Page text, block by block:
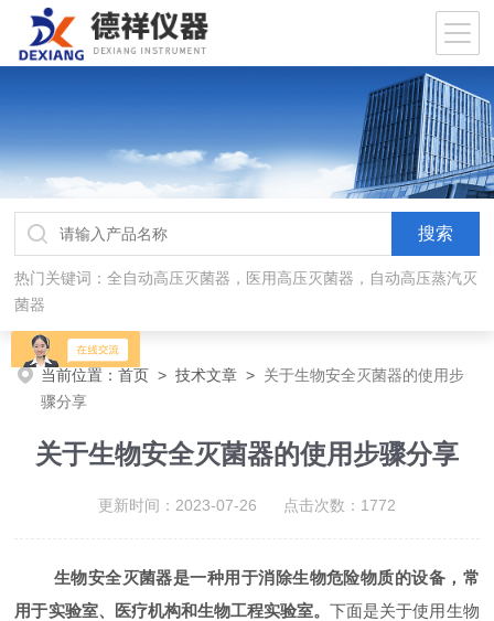
热门关键词：全自动高压灭菌器，医用高压灭菌器，自动高压蒸汽灭
菌器
当前位置：首页 >技术文章 > 关于生物安全灭菌器的使用步
骤分享
关于生物安全灭菌器的使用步骤分享
更新时间：2023-07-26 点击次数：1772
生物安全灭菌器是一种用于消除生物危险物质的设备，常
用于实验室、医疗机构和生物工程实验室。下面是关于使用生物